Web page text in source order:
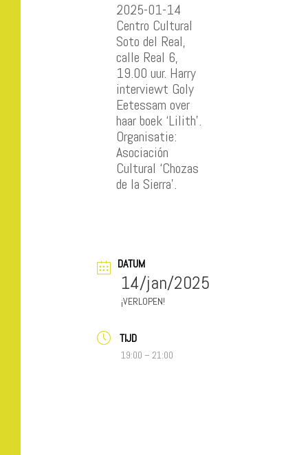
2025-01-14
Centro Cultural
Soto del Real,
calle Real 6,
19.00 uur. Harry
interviewt Goly
Eetessam over
haar boek ‘Lilith’.
Organisatie:
Asociación
Cultural ‘Chozas
de la Sierra’.
DATUM
14/jan/2025
VERLOPEN!
TIJD
19:00 – 21:00